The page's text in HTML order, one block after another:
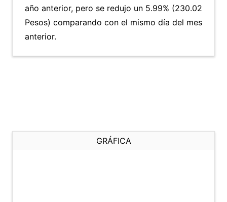
año anterior, pero se redujo un 5.99% (230.02
Pesos) comparando con el mismo día del mes
anterior.
GRÁFICA